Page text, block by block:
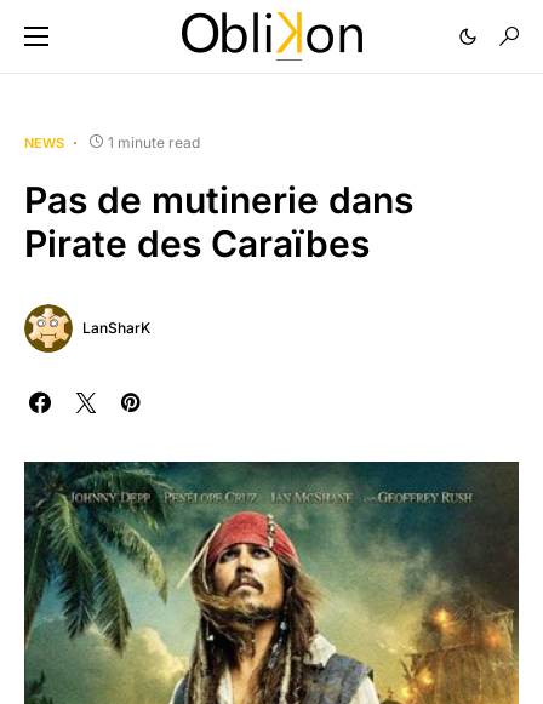
NEWS 1 minute read
Pas de mutinerie dans
Pirate des Caraïbes
LanSharK